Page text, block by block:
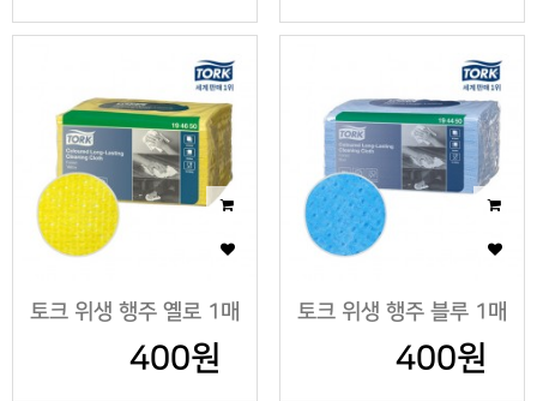
토크 위생 행주 옐로 1매
400원
토크 위생 행주 블루 1매
400원